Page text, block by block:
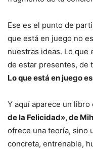
Ese es el punto de
que está en juego no
nuestras ideas. Lo que
de estar presentes, de
Lo que está en juego
Y aquí aparece un libro
de la Felicidad», de
ofrece una teoría, sino
concreta, entrenable,